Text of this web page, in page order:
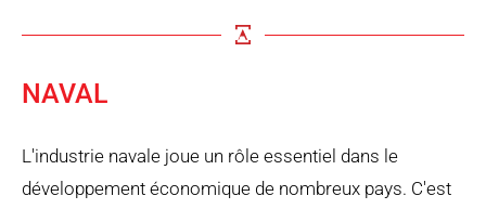
NAVAL
L'industrie navale joue un rôle essentiel dans le
développement économique de nombreux pays. C'est